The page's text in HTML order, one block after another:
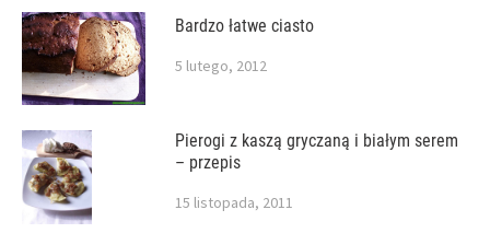
Bardzo łatwe ciasto
5 lutego, 2012
Pierogi z kaszą gryczaną i białym serem
– przepis
15 listopada, 2011